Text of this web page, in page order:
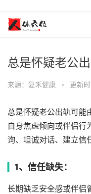
总是怀疑老公
来源：复禾健康 • 更新
总是怀疑老公出轨可能
自身焦虑倾向或伴侣行
询、坦诚对话、建立信
1、信任缺失：
长期缺乏安全感或伴侣